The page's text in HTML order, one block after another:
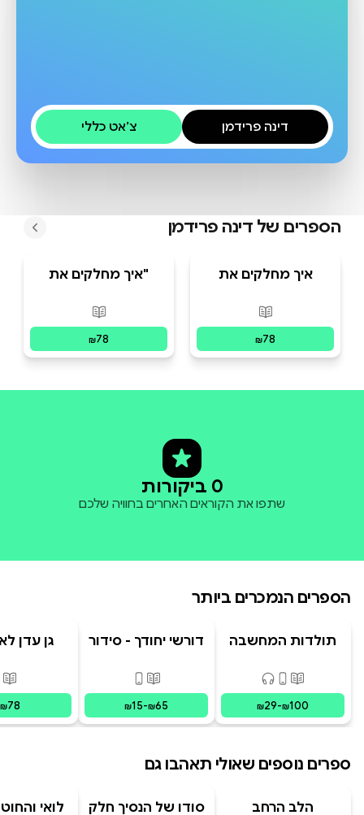
דינה פרידמן צ׳אט כללי
הספרים של דינה פרידמן
איך מחלקים את
גירסה חדשה
פורמטים זמינים
₪78
"איך מחלקים את
גירסה חדשה
פורמטים זמינים
₪78
0 ביקורות
שתפו את הקוראים האחרים בחוויה שלכם
הספרים הנמכרים ביותר
תולדות המחשבה
פורמטים זמינים
מודפס, דיגיטלי, קולי
₪29-₪100
דורשי יחודך - סידור
פורמטים זמינים
מודפס,
₪15-₪65
גן עדן
₪78
ספרים נוספים שאולי תאהבו גם
הלב הרחב
סודו של הנסיך חלק
לואי